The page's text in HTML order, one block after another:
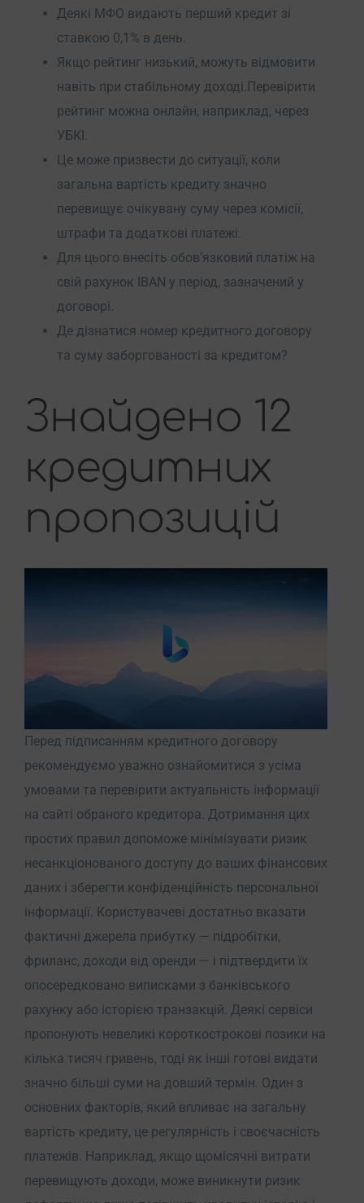
Деякі МФО видають перший кредит зі
ставкою 0,1% в день.
Якщо рейтинг низький, можуть відмовити
навіть при стабільному доході.Перевірити
рейтинг можна онлайн, наприклад, через
УБКІ.
Це може призвести до ситуації, коли
загальна вартість кредиту значно
перевищує очікувану суму через комісії,
штрафи та додаткові платежі.
Для цього внесіть обов’язковий платіж на
свій рахунок IBAN у період, зазначений у
договорі.
Де дізнатися номер кредитного договору
та суму заборгованості за кредитом?
Знайдено 12
кредитних
пропозицій
Перед підписанням кредитного договору
рекомендуємо уважно ознайомитися з усіма
умовами та перевірити актуальність інформації
на сайті обраного кредитора. Дотримання цих
простих правил допоможе мінімізувати ризик
несанкціонованого доступу до ваших фінансових
даних і зберегти конфіденційність персональної
інформації. Користувачеві достатньо вказати
фактичні джерела прибутку — підробітки,
фриланс, доходи від оренди — і підтвердити їх
опосередковано виписками з банківського
рахунку або історією транзакцій. Деякі сервіси
пропонують невеликі короткострокові позики на
кілька тисяч гривень, тоді як інші готові видати
значно більші суми на довший термін. Один з
основних факторів, який впливає на загальну
вартість кредиту, це регулярність і своєчасність
платежів. Наприклад, якщо щомісячні витрати
перевищують доходи, може виникнути ризик